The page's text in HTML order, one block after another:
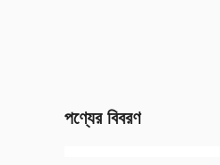
পণ্যের বিবরণ